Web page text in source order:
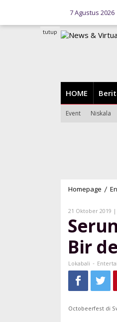
konten
7 Agustus 2026
HOME
Event Niskala
tutup
Homepage /
21 Oktober 2019 |
Bir
Lokabali -
Octobeerfest di